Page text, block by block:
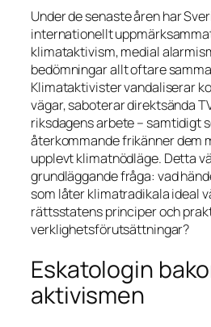
Under de senaste åren har
internationellt
klimataktivism, medial
bedömningar allt oftare
Klimataktivister vandaliserar
vägar, saboterar direktsända
riksdagens arbete – samtidigt
återkommande frikänner dem
upplevt klimatnödläge. Detta
grundläggande fråga: vad
som låter klimatradikala ideal
rättsstatens principer och
verklighetsförutsättningar?
Eskatologin
aktivismen